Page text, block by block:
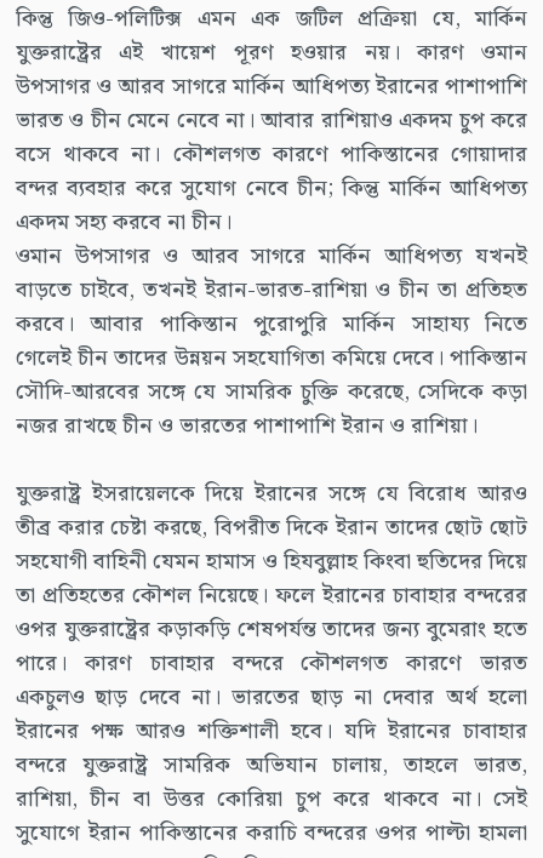
কিন্তু জিও-পলিটিক্স এমন এক জটিল প্রক্রিয়া যে, মার্কিন
যুক্তরাষ্ট্রের এই খায়েশ পূরণ হওয়ার নয়। কারণ ওমান
উপসাগর ও আরব সাগরে মার্কিন আধিপত্য ইরানের পাশাপাশি
ভারত ও চীন মেনে নেবে না। আবার রাশিয়াও একদম চুপ করে
বসে থাকবে না। কৌশলগত কারণে পাকিস্তানের গোয়াদার
বন্দর ব্যবহার করে সুযোগ নেবে চীন; কিন্তু মার্কিন আধিপত্য
একদম সহ্য করবে না চীন।
ওমান উপসাগর ও আরব সাগরে মার্কিন আধিপত্য যখনই
বাড়তে চাইবে, তখনই ইরান-ভারত-রাশিয়া ও চীন তা প্রতিহত
করবে। আবার পাকিস্তান পুরোপুরি মার্কিন সাহায্য নিতে
গেলেই চীন তাদের উন্নয়ন সহযোগিতা কমিয়ে দেবে। পাকিস্তান
সৌদি-আরবের সঙ্গে যে সামরিক চুক্তি করেছে, সেদিকে কড়া
নজর রাখছে চীন ও ভারতের পাশাপাশি ইরান ও রাশিয়া।
যুক্তরাষ্ট্র ইসরায়েলকে দিয়ে ইরানের সঙ্গে যে বিরোধ আরও
তীব্র করার চেষ্টা করছে, বিপরীত দিকে ইরান তাদের ছোট ছোট
সহযোগী বাহিনী যেমন হামাস ও হিযবুল্লাহ কিংবা হুতিদের দিয়ে
তা প্রতিহতের কৌশল নিয়েছে। ফলে ইরানের চাবাহার বন্দরের
ওপর যুক্তরাষ্ট্রের কড়াকড়ি শেষপর্যন্ত তাদের জন্য বুমেরাং হতে
পারে। কারণ চাবাহার বন্দরে কৌশলগত কারণে ভারত
একচুলও ছাড় দেবে না। ভারতের ছাড় না দেবার অর্থ হলো
ইরানের পক্ষ আরও শক্তিশালী হবে। যদি ইরানের চাবাহার
বন্দরে যুক্তরাষ্ট্র সামরিক অভিযান চালায়, তাহলে ভারত,
রাশিয়া, চীন বা উত্তর কোরিয়া চুপ করে থাকবে না। সেই
সুযোগে ইরান পাকিস্তানের করাচি বন্দরের ওপর পাল্টা হামলা